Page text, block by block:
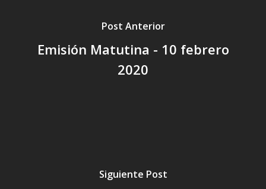
Post Anterior
Emisión Matutina - 10 febrero
2020
Siguiente Post